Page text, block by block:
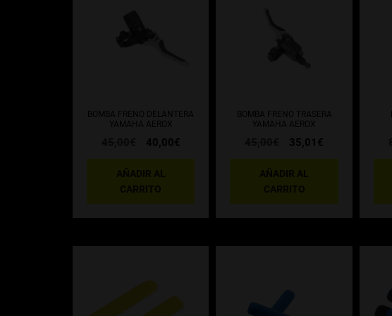
BOMBA FRENO DELANTERA
YAMAHA AEROX
El
40,00€
BOMBA FRENO TRASERA
YAMAHA AEROX
El
35,01 €